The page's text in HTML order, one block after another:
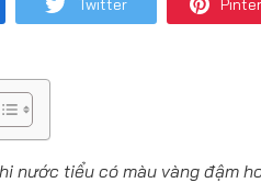
nước tiểu có màu vàng đậm